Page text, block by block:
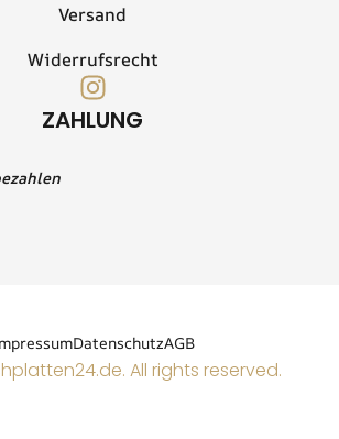
Versand
Widerrufsrecht
I
n
ZAHLUNG
DatenschutzAGB
All rights reserved.